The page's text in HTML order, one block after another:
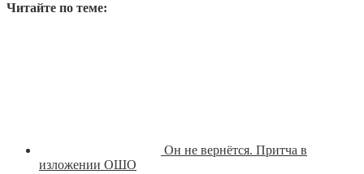
Читайте по теме:
Он не вернётся. Притча в
изложении ОШО